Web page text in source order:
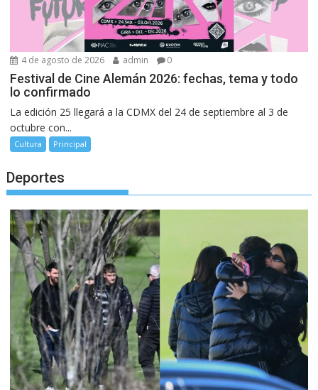
4 de agosto de 2026 admin 0
Festival de Cine Alemán 2026: fechas, tema y todo
lo confirmado
La edición 25 llegará a la CDMX del 24 de septiembre al 3 de
octubre con...
Cultura Principal
Deportes